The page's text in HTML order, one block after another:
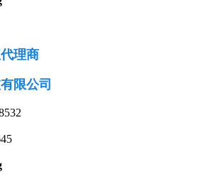
理商
限公司